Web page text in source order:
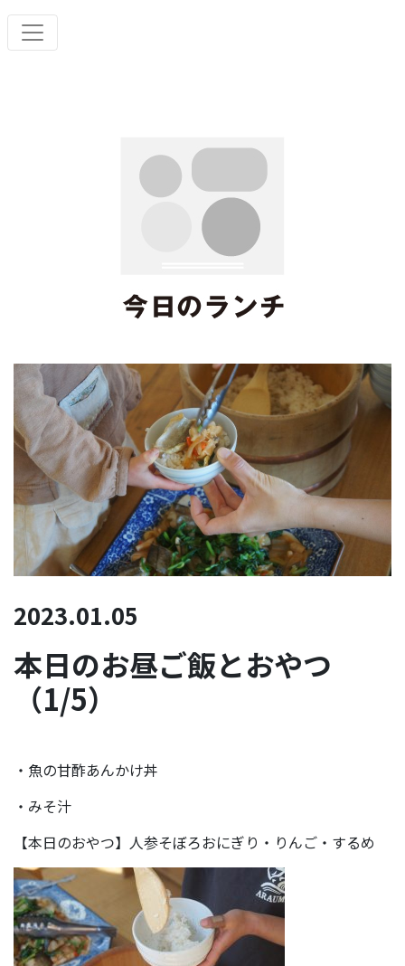
2023.01.05
本日のお昼ご飯とおやつ
（1/5）
・魚の甘酢あんかけ丼
・みそ汁
【本日のおやつ】人参そぼろおにぎり・りんご・するめ